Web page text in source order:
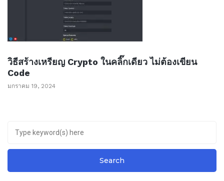
วิธีสร้างเหรียญ Crypto ในคลิ๊กเดียว ไม่ต้องเขียน
Code
มกราคม 19, 2024